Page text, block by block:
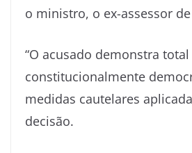
o ministro, o ex-assessor de
“O acusado demonstra
constitucionalmente
medidas cautelares
decisão.